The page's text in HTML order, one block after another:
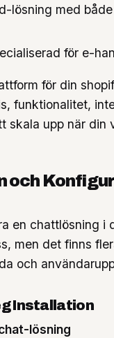
lösning med
för e-
för din
funktionalitet,
skala upp när din
och
en chattlösning i
men det finns
och
Installation
lösning